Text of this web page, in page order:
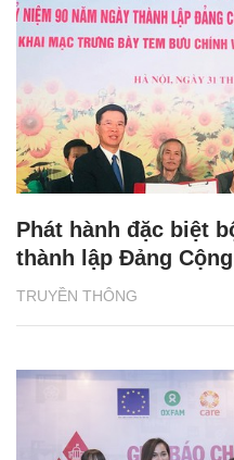
TRUYỀN THÔNG
Phát hành đặc biệt
thành lập Đảng